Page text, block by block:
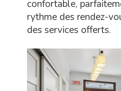
confortable,
rythme des rendez-
des services offerts.